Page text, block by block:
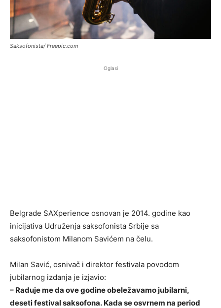
Saksofonista/ Freepic.com
Oglasi
Belgrade SAXperience osnovan je 2014. godine kao
inicijativa Udruženja saksofonista Srbije sa
saksofonistom Milanom Savićem na čelu.
Milan Savić, osnivač i direktor festivala povodom
jubilarnog izdanja je izjavio:
– Raduje me da ove godine obeležavamo jubilarni,
deseti festival saksofona. Kada se osvrnem na period